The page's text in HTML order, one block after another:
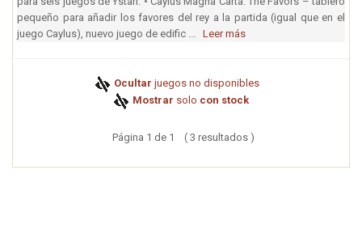
pequeño para añadir los favores del rey a la partida (igual que en el
juego Caylus), nuevo juego de edific ... Leer más
Ocultar juegos no disponibles
Mostrar solo con stock
Página 1 de 1 ( 3 resultados )